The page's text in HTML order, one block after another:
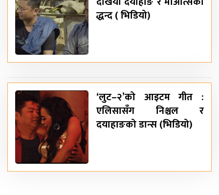
द्धन्द ( भिडियो)
‘लुट–२’को आइटम गीत :
एलिसासँग निश्चल र
दयाहाङको डान्स (भिडियो)